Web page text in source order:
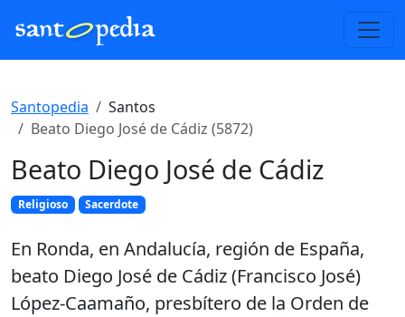
Santopedia
Santos
Beato Diego José de Cádiz (5872)
Beato Diego José de Cádiz
Religioso Sacerdote
En Ronda, en Andalucía, región de España,
beato Diego José de Cádiz (Francisco José)
López-Caamaño, presbítero de la Orden de